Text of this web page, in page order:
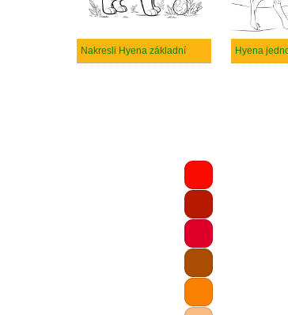
Nakresli Hyena základní Hyena